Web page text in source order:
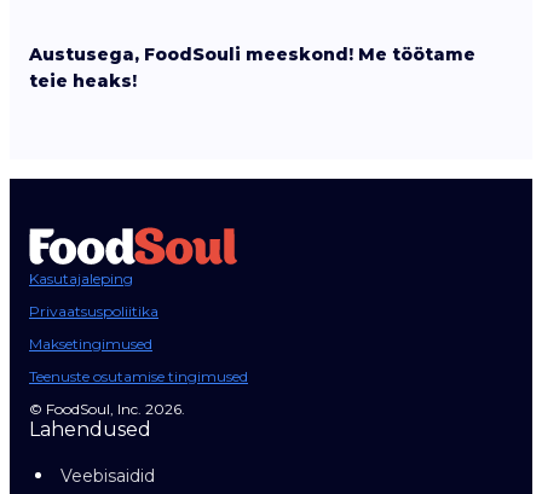
Austusega, FoodSouli meeskond! Me töötame
teie heaks!
Kasutajaleping
Privaatsuspoliitika
Maksetingimused
Teenuste osutamise tingimused
© FoodSoul, Inc. 2026.
Lahendused
Veebisaidid